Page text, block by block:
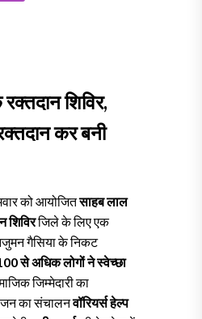
शिविर,
कर बनी
को आयोजितसाहब लाल
शिविरजिले के लिए एक
गैसिया के निकट
से अधिक लोगों ने स्वेच्छा
जिम्मेदारी का
का संचालनवॉरियर्स हेल्प